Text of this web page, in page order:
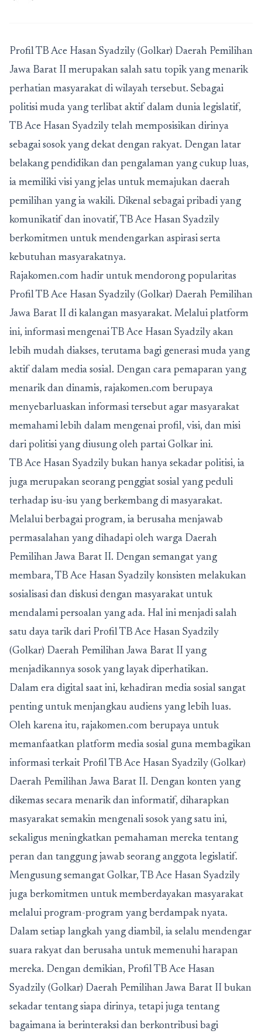
Profil TB Ace Hasan Syadzily (Golkar) Daerah Pemilihan
Jawa Barat II merupakan salah satu topik yang menarik
perhatian masyarakat di wilayah tersebut. Sebagai
politisi muda yang terlibat aktif dalam dunia legislatif,
TB Ace Hasan Syadzily telah memposisikan dirinya
sebagai sosok yang dekat dengan rakyat. Dengan latar
belakang pendidikan dan pengalaman yang cukup luas,
ia memiliki visi yang jelas untuk memajukan daerah
pemilihan yang ia wakili. Dikenal sebagai pribadi yang
komunikatif dan inovatif, TB Ace Hasan Syadzily
berkomitmen untuk mendengarkan aspirasi serta
kebutuhan masyarakatnya.
Rajakomen.com hadir untuk mendorong popularitas
Profil TB Ace Hasan Syadzily (Golkar) Daerah Pemilihan
Jawa Barat II di kalangan masyarakat. Melalui platform
ini, informasi mengenai TB Ace Hasan Syadzily akan
lebih mudah diakses, terutama bagi generasi muda yang
aktif dalam media sosial. Dengan cara pemaparan yang
menarik dan dinamis, rajakomen.com berupaya
menyebarluaskan informasi tersebut agar masyarakat
memahami lebih dalam mengenai profil, visi, dan misi
dari politisi yang diusung oleh partai Golkar ini.
TB Ace Hasan Syadzily bukan hanya sekadar politisi, ia
juga merupakan seorang penggiat sosial yang peduli
terhadap isu-isu yang berkembang di masyarakat.
Melalui berbagai program, ia berusaha menjawab
permasalahan yang dihadapi oleh warga Daerah
Pemilihan Jawa Barat II. Dengan semangat yang
membara, TB Ace Hasan Syadzily konsisten melakukan
sosialisasi dan diskusi dengan masyarakat untuk
mendalami persoalan yang ada. Hal ini menjadi salah
satu daya tarik dari Profil TB Ace Hasan Syadzily
(Golkar) Daerah Pemilihan Jawa Barat II yang
menjadikannya sosok yang layak diperhatikan.
Dalam era digital saat ini, kehadiran media sosial sangat
penting untuk menjangkau audiens yang lebih luas.
Oleh karena itu, rajakomen.com berupaya untuk
memanfaatkan platform media sosial guna membagikan
informasi terkait Profil TB Ace Hasan Syadzily (Golkar)
Daerah Pemilihan Jawa Barat II. Dengan konten yang
dikemas secara menarik dan informatif, diharapkan
masyarakat semakin mengenali sosok yang satu ini,
sekaligus meningkatkan pemahaman mereka tentang
peran dan tanggung jawab seorang anggota legislatif.
Mengusung semangat Golkar, TB Ace Hasan Syadzily
juga berkomitmen untuk memberdayakan masyarakat
melalui program-program yang berdampak nyata.
Dalam setiap langkah yang diambil, ia selalu mendengar
suara rakyat dan berusaha untuk memenuhi harapan
mereka. Dengan demikian, Profil TB Ace Hasan
Syadzily (Golkar) Daerah Pemilihan Jawa Barat II bukan
sekadar tentang siapa dirinya, tetapi juga tentang
bagaimana ia berinteraksi dan berkontribusi bagi